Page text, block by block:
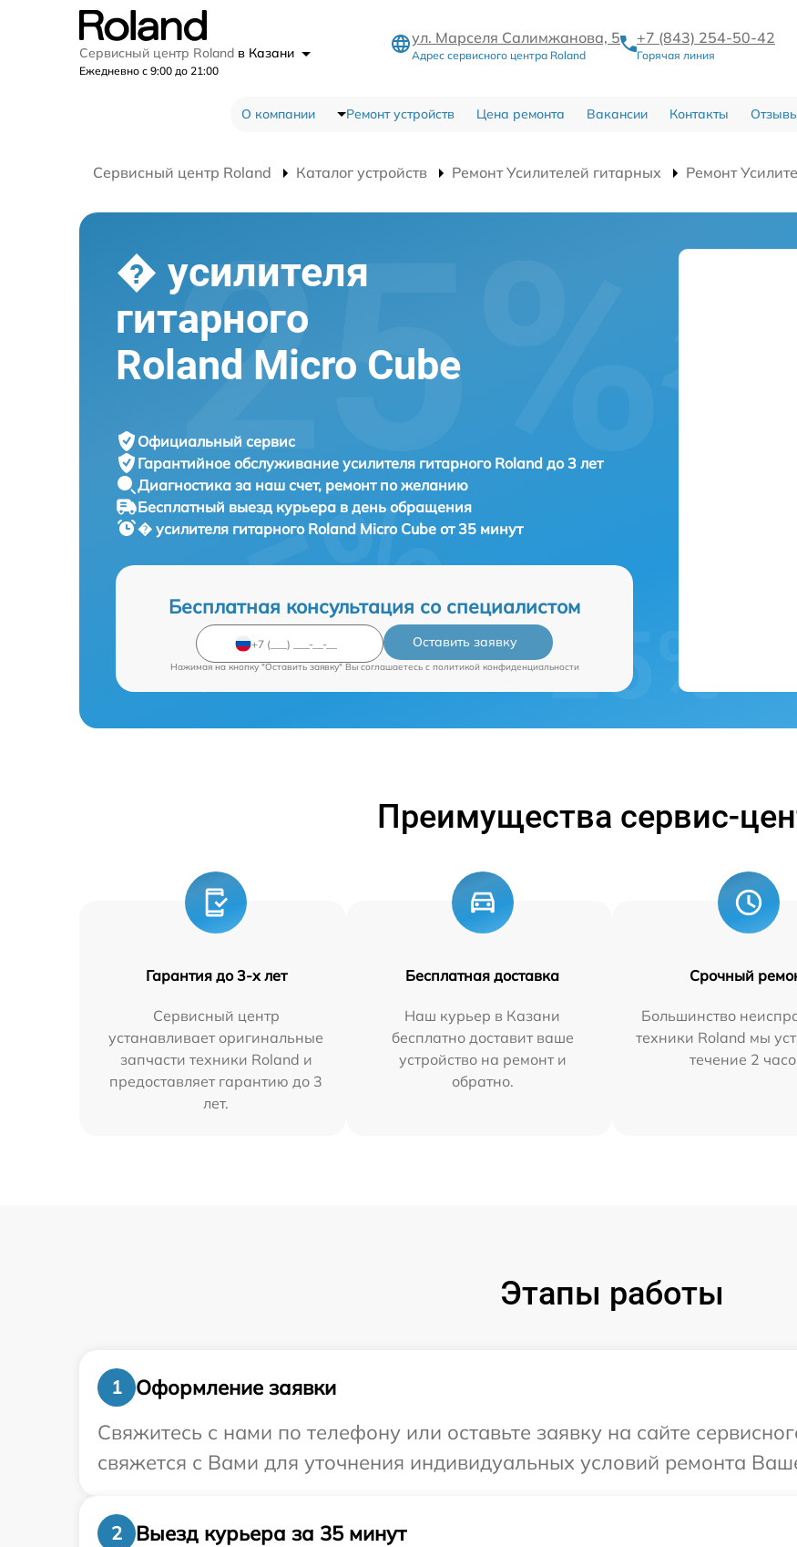
Сервисный центр Roland в Казани
Ежедневно с 9:00 до 21:00
ул. Марселя Салимжанова, 5
Адрес сервисного центра Roland
+7 (843) 254-50-42
Горячая линия
О компании Ремонт устройств Цена ремонта Вакансии Контакты
Сервисный центр Roland Каталог устройств Ремонт Усилителей гитарных Ремонт
� усилителя
гитарного
Roland Micro Cube
Официальный сервис
Гарантийное обслуживание усилителя гитарного Roland до 3 лет
Диагностика за наш счет, ремонт по желанию
Бесплатный выезд курьера в день обращения
� усилителя гитарного Roland Micro Cube от 35 минут
Бесплатная консультация со специалистом
Оставить заявку
Нажимая на кнопку "Оставить заявку" Вы соглашаетесь c политикой конфиденциальности
Преимущества сервис-
Гарантия до 3-х лет
Сервисный центр
устанавливает оригинальные
запчасти техники Roland и
предоставляет гарантию до 3
лет.
Бесплатная доставка
Наш курьер в Казани
бесплатно доставит ваше
устройство на ремонт и
обратно.
Срочный
Большинство
техники Roland мы
течение 2
Этапы работы
1
Оформление заявки
Свяжитесь с нами по телефону или оставьте заявку на сайте
свяжется с Вами для уточнения индивидуальных условий ремонта
2
Выезд курьера за 35 минут